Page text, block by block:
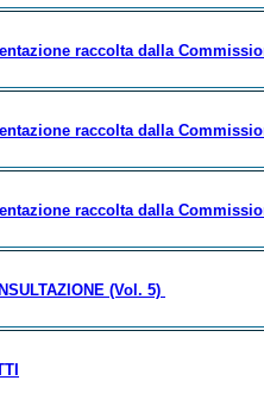
raccolta dalla
raccolta dalla
raccolta dalla
(Vol. 5)